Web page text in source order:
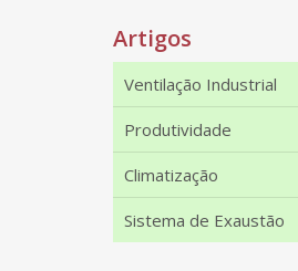
Artigos
Ventilação Industrial
Produtividade
Climatização
Sistema de Exaustão